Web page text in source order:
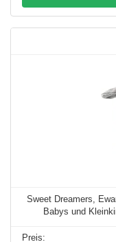
Sweet Dreamers,
Babys und